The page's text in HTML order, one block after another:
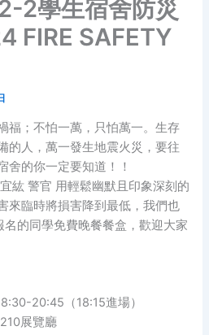
2學生宿舍防災
FIRE SAFETY
福；不怕一萬，只怕萬一。生存
的人，萬一發生地震火災，要往
舍的你一定要知道！！
紘 警官 用輕鬆幽默且印象深刻的
來臨時將損害降到最低，我們也
的同學免費晚餐餐盒，歡迎大家
20:45（18:15進場）
展覽廳